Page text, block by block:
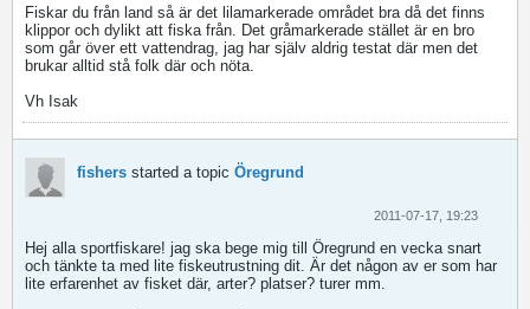
Fiskar du från land så är det lilamarkerade området bra då det finns
klippor och dylikt att fiska från. Det gråmarkerade stället är en bro
som går över ett vattendrag, jag har själv aldrig testat där men det
brukar alltid stå folk där och nöta.
Vh Isak
fishers started a topic Öregrund
2011-07-17, 19:23
Hej alla sportfiskare! jag ska bege mig till Öregrund en vecka snart
och tänkte ta med lite fiskeutrustning dit. Är det någon av er som har
lite erfarenhet av fisket där, arter? platser? turer mm.